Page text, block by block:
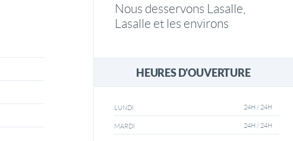
Nous desservons Lasalle,
Lasalle et les environs
HEURES D'OUVERTURE
LUNDI 24H / 24H
MARDI 24H / 24H